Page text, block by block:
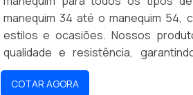
manequim 34 até o manequim 54,
estilos e ocasiões. Nossos
qualidade e resistência,
oportunidade de encontrar o
preços acessíveis.
COTAR AGORA